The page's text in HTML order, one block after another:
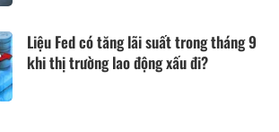
Liệu Fed có tăng lãi suất trong tháng 9
khi thị trường lao động xấu đi?